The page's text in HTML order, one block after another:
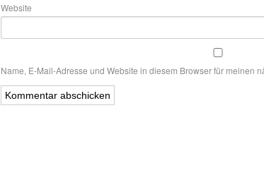
Website
Name, E-Mail-Adresse und Website in diesem Browser für meinen